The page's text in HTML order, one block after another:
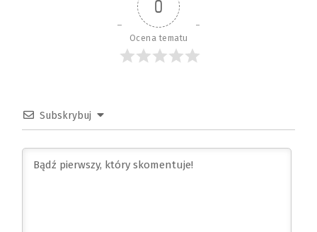
0
Ocena tematu
Subskrybuj